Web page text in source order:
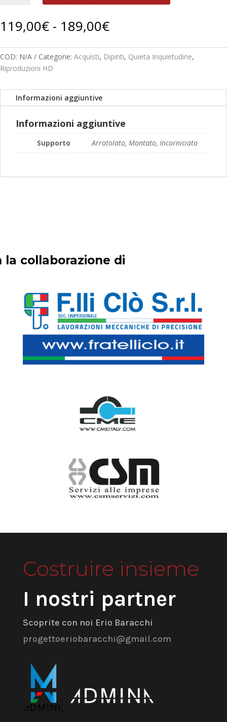
107
119,00€ - 189,00€Fascia
di
prezzo:
da
189,00€
COD: N/A Categorie: Acquisti, Dipinti, Quieta Inquietudine,
Riproduzioni HD
Informazioni aggiuntive
Informazioni aggiuntive
Supporto Arrotolato, Montato, Incorniciato
la collaborazione di
Costruire insieme
I nostri partner
Scoprite con noi Erio Baracchi
progettoeriobaracchi@gmail.com